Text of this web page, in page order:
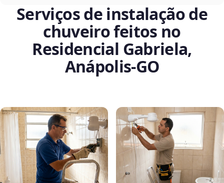
Serviços de instalação de
chuveiro feitos no
Residencial Gabriela,
Anápolis‑GO